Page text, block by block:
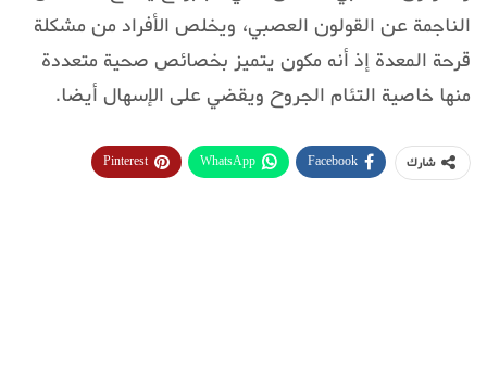
الناجمة عن القولون العصبي، ويخلص الأفراد من مشكلة
قرحة المعدة إذ أنه مكون يتميز بخصائص صحية متعددة
منها خاصية التئام الجروح ويقضي على الإسهال أيضا.
شارك Facebook
WhatsApp
Pinterest